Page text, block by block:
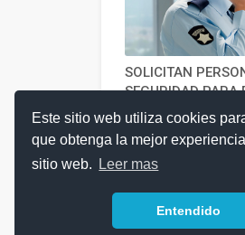
Este sitio web utiliza cookies
que obtenga la mejor
sitio web.
Leer mas
Entendido
SOLICITAN
SEGURIDAD PARA
JULIO 17, 2026